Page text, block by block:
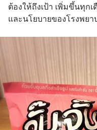
ต้องให้ถึงเป้า เพิ่มขึ้นทุก
และนโยบายของโรงพยา